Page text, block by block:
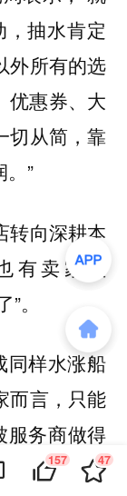
，抽水肯定
外所有的选
惠券、大
切从简，靠
”
转向深耕本
有卖家认
。
同样水涨船
而言，只能
服务商做得
物流和提现
157 47